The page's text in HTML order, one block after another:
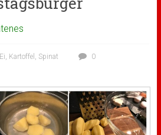
Ei, Kartoffel , Spinat
0